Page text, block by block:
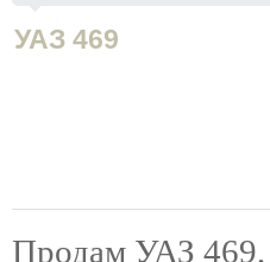
УАЗ 469
Продам УАЗ 469,